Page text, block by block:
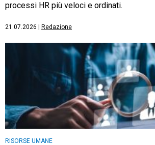
processi HR più veloci e ordinati.
21.07.2026 Redazione
RISORSE UMANE